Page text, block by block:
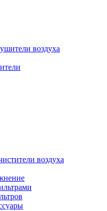
воздуха
воздуха